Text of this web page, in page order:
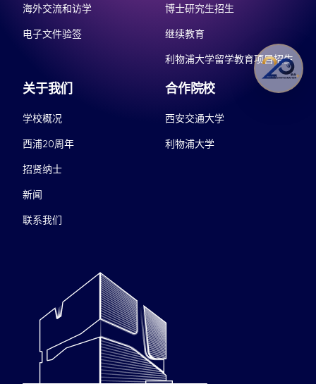
海外交流和访学
电子文件验签
博士研究生招生
继续教育
利物浦大学留学教育项目招生
关于我们
学校概况
西浦20周年
招贤纳士
新闻
联系我们
合作院校
西安交通大学
利物浦大学